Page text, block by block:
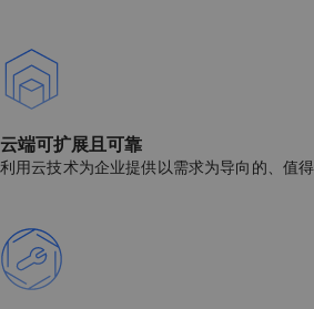
云端可扩展且可靠
利用云技术为企业提供以需求为导向的、值得